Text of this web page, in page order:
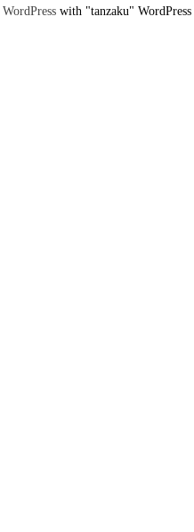
WordPress with "tanzaku"